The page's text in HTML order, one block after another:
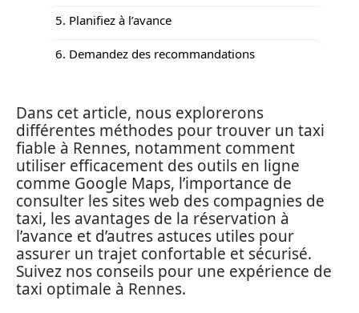
5. Planifiez à l’avance
6. Demandez des recommandations
Dans cet article, nous explorerons
différentes méthodes pour trouver un taxi
fiable à Rennes, notamment comment
utiliser efficacement des outils en ligne
comme Google Maps, l’importance de
consulter les sites web des compagnies de
taxi, les avantages de la réservation à
l’avance et d’autres astuces utiles pour
assurer un trajet confortable et sécurisé.
Suivez nos conseils pour une expérience de
taxi optimale à Rennes.